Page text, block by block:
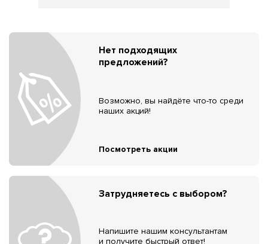
Нет подходящих
предложений?
Возможно, вы найдёте что-то среди
наших акций!
Посмотреть акции
Затрудняетесь с выбором?
Напишите нашим консультантам
и получите быстрый ответ!